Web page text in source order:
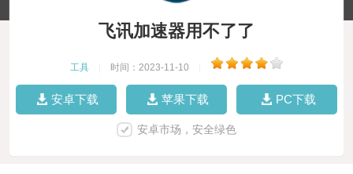
飞讯加速器用不了了
工具 时间：2023-11-10
安卓下载 苹果下载 PC下载
安卓市场，安全绿色